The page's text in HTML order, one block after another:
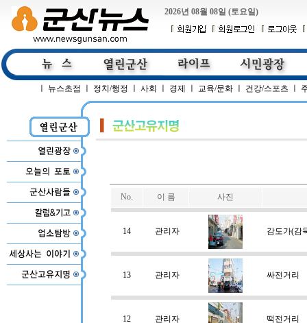
2026년 08월 08일 (토요일)
뉴스초점 정치/행정 사회 경제 교육/문화 건강/스포츠
No. 이 름 사진
14 관리자 감도가(감
13 관리자 싸전거리
12 관리자 떡전거리